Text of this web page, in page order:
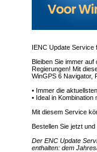
IENC Update Service
Bleiben Sie immer
Regierungen! Mit
WinGPS 6 Navigator,
• Immer die
• Ideal in
Mit diesem Service
Bestellen Sie jetzt
Der ENC Update
enthalten: dem